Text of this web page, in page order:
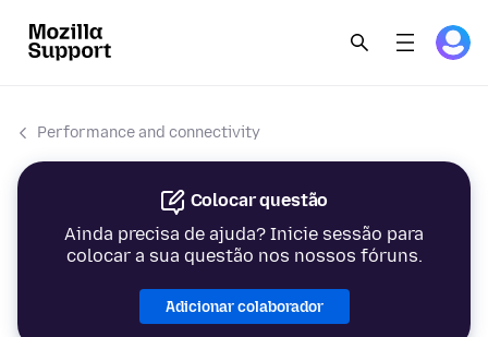
Performance and connectivity
Colocar questão
Ainda precisa de ajuda? Inicie sessão para
colocar a sua questão nos nossos fóruns.
Adicionar colaborador